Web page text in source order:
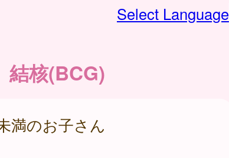
Select Language
結核(BCG)
満のお子さん